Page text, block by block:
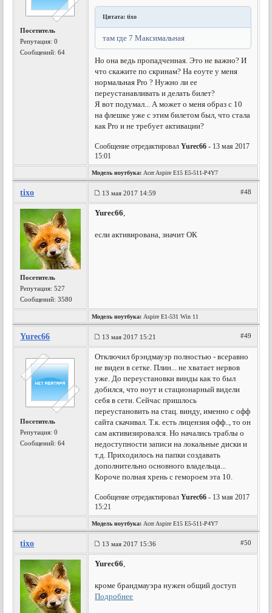
Посетитель
Репутация:0
Сообщений: 64
Цитата: tixo
там где 7 Максимальная
Но она ведь пропадченная. Это не важно? И
что скажите по скринам? На еоуте у меня
нормальная Pro ? Нужно ли ее
переустанавливать и делать билет?
Я вот подумал... А может о меня образ с 10
на флешке уже с этим билетом был, что стала
как Pro и не требует активации?
Сообщение отредактировалYurec66 - 13 мая 2017
15:01
Модель ноутбука: Acer Aspire E15 E5-511-P4Y7
tixo 13 мая 2017 14:59 #48
Посетитель
Репутация:527
Сообщений: 3580
Yurec66,
если активирована, значит ОК
Модель ноутбука: Aspire E1-531 Win 11
Yurec66 13 мая 2017 15:21 #49
Посетитель
Репутация:0
Сообщений: 64
Отключил брэндмауэр полностью - всеравно
не виден в сетке. Плин... не хватает нервов
уже. До переустановки винды как то был
добился, что ноут и стационарный видели
себя в сети. Сейчас пришлось
переустановить на стац. винду, именно с офф
сайта скачивал. Т.к. есть лицензия офф.., то он
сам активизировался. Но начались траблы о
недоступности записи на локальные диски и
т.д. Приходилось на папки создавать
дополнительно основного владельца...
Короче полная хрень с гемороем эта 10.
Сообщение отредактировалYurec66 - 13 мая 2017
15:21
Модель ноутбука: Acer Aspire E15 E5-511-P4Y7
tixo 13 мая 2017 15:36 #50
Yurec66,
кроме брандмауэра нужен общий доступ
Подробнее